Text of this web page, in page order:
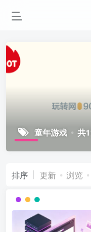
童年游戏 共
排序 更新 浏览